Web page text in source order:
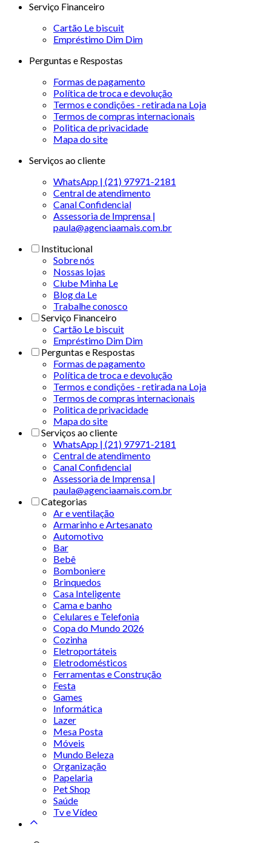
Serviço Financeiro
Cartão Le biscuit
Empréstimo Dim Dim
Perguntas e Respostas
Formas de pagamento
Política de troca e devolução
Termos e condições - retirada na Loja
Termos de compras internacionais
Politica de privacidade
Mapa do site
Serviços ao cliente
WhatsApp | (21) 97971-2181
Central de atendimento
Canal Confidencial
Assessoria de Imprensa |
paula@agenciaamais.com.br
Institucional
Sobre nós
Nossas lojas
Clube Minha Le
Blog da Le
Trabalhe conosco
Serviço Financeiro
Cartão Le biscuit
Empréstimo Dim Dim
Perguntas e Respostas
Formas de pagamento
Política de troca e devolução
Termos e condições - retirada na Loja
Termos de compras internacionais
Politica de privacidade
Mapa do site
Serviços ao cliente
WhatsApp | (21) 97971-2181
Central de atendimento
Canal Confidencial
Assessoria de Imprensa |
paula@agenciaamais.com.br
Categorias
Ar e ventilação
Armarinho e Artesanato
Automotivo
Bar
Bebê
Bomboniere
Brinquedos
Casa Inteligente
Cama e banho
Celulares e Telefonia
Copa do Mundo 2026
Cozinha
Eletroportáteis
Eletrodomésticos
Ferramentas e Construção
Festa
Games
Informática
Lazer
Mesa Posta
Móveis
Mundo Beleza
Organização
Papelaria
Pet Shop
Saúde
Tv e Vídeo